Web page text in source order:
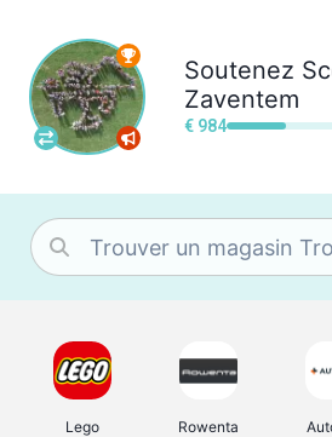
Soutenez
Zaventem
€ 984
Lego Rowenta